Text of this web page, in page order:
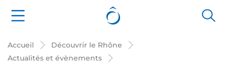
Accueil
Découvrir le Rhône
Actualités et évènements